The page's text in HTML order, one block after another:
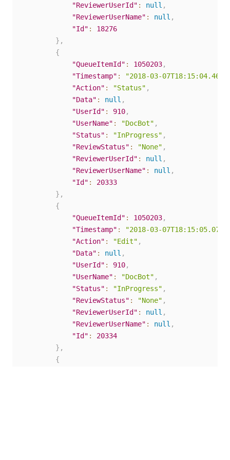
"ReviewerUserId" : null ,
"ReviewerUserName" : null ,
"Id" :
18276
} ,
{
"QueueItemId" : 1050203,
"Timestamp" : "2018-03-07T18:15:04.46Z"
"Action" : "Status" ,
"Data" : null ,
"UserId" : 910,
"UserName" : "DocBot" ,
"Status" : "InProgress" ,
"ReviewStatus" : "None" ,
"ReviewerUserId" : null ,
"ReviewerUserName" : null ,
"Id" :
20333
} ,
{
"QueueItemId" : 1050203,
"Timestamp" : "2018-03-07T18:15:05.07Z"
"Action" : "Edit" ,
"Data" : null ,
"UserId" : 910,
"UserName" : "DocBot" ,
"Status" : "InProgress" ,
"ReviewStatus" : "None" ,
"ReviewerUserId" : null ,
"ReviewerUserName" : null ,
"Id" :
20334
} ,
{